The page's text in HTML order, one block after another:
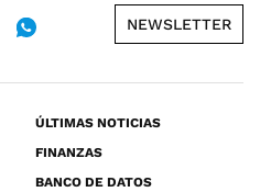
NEWSLETTER
ÚLTIMAS NOTICIAS
FINANZAS
BANCO DE DATOS